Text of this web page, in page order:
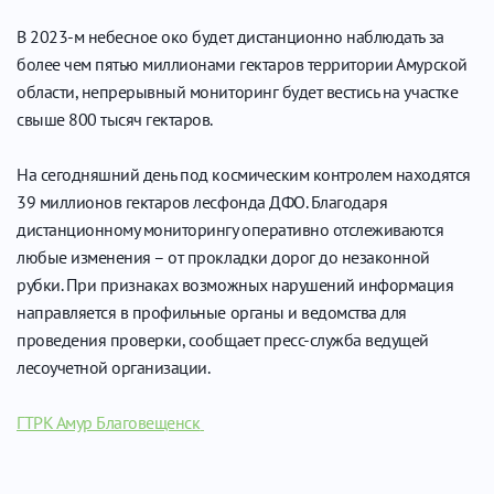
В 2023-м небесное око будет дистанционно наблюдать за
более чем пятью миллионами гектаров территории Амурской
области, непрерывный мониторинг будет вестись на участке
свыше 800 тысяч гектаров.
На сегодняшний день под космическим контролем находятся
39 миллионов гектаров лесфонда ДФО. Благодаря
дистанционному мониторингу оперативно отслеживаются
любые изменения – от прокладки дорог до незаконной
рубки. При признаках возможных нарушений информация
направляется в профильные органы и ведомства для
проведения проверки, сообщает пресс-служба ведущей
лесоучетной организации.
ГТРК Амур Благовещенск